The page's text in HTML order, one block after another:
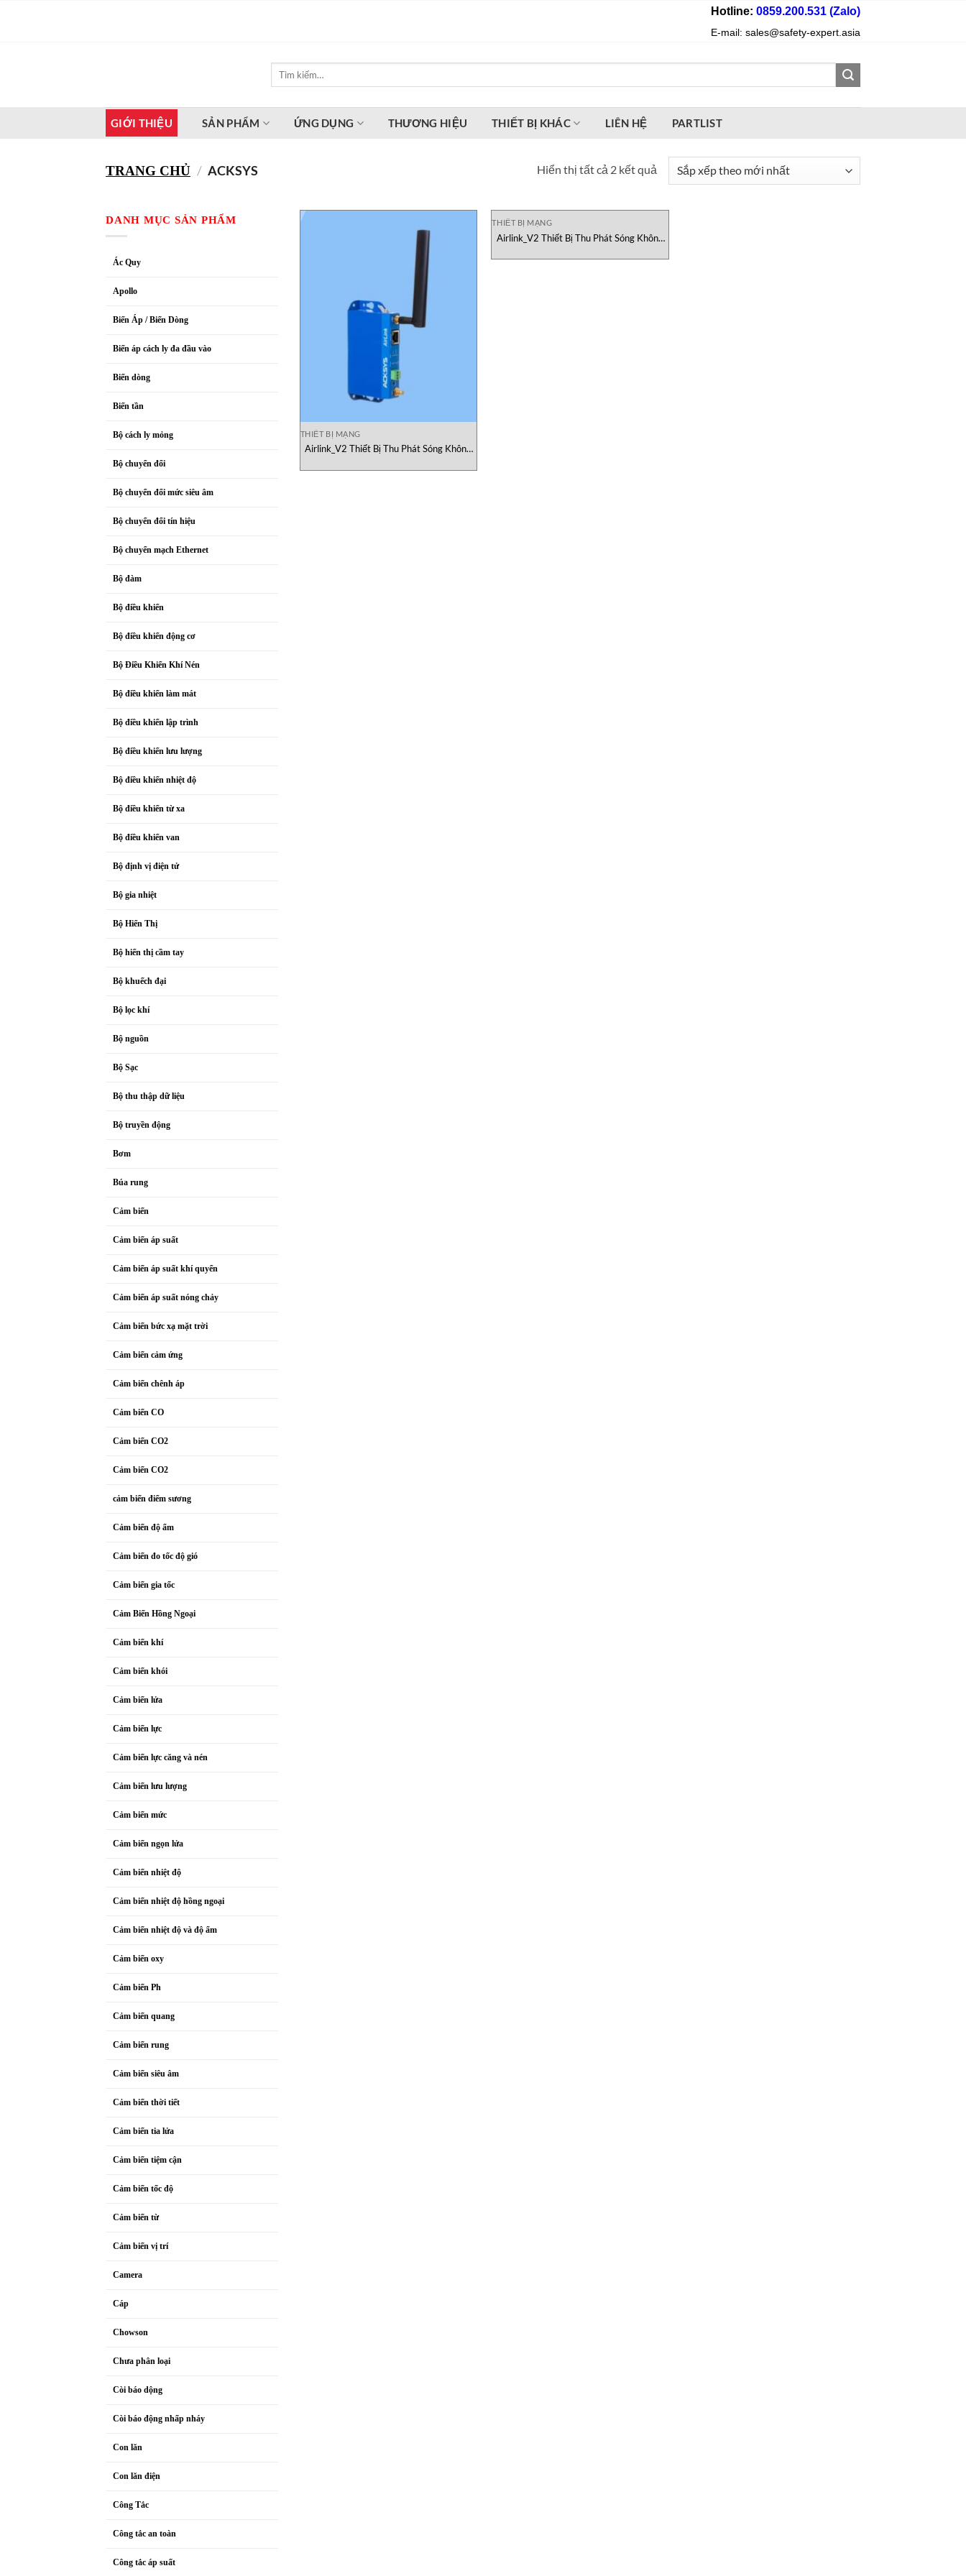
Hotline: 0859.200.531 (Zalo)
E-mail: sales@safety-expert.asia
GIỚI THIỆU SẢN PHẨM ỨNG DỤNG THƯƠNG HIỆU THIẾT BỊ KHÁC LIÊN HỆ PARTLIST
TRANG CHỦ / ACKSYS Hiển thị tất cả 2 kết quảĐã
sắp
mới
nhất
DANH MỤC SẢN PHẨM
Ác Quy
Apollo
Biến Áp / Biến Dòng
Biến áp cách ly đa đầu vào
Biến dòng
Biến tần
Bộ cách ly mỏng
Bộ chuyển đổi
Bộ chuyển đổi mức siêu âm
Bộ chuyển đổi tín hiệu
Bộ chuyển mạch Ethernet
Bộ đàm
Bộ điều khiển
Bộ điều khiển động cơ
Bộ Điều Khiển Khí Nén
Bộ điều khiển làm mát
Bộ điều khiển lập trình
Bộ điều khiển lưu lượng
Bộ điều khiển nhiệt độ
Bộ điều khiển từ xa
Bộ điều khiển van
Bộ định vị điện tử
Bộ gia nhiệt
Bộ Hiển Thị
Bộ hiển thị cầm tay
Bộ khuếch đại
Bộ lọc khí
Bộ nguồn
Bộ Sạc
Bộ thu thập dữ liệu
Bộ truyền động
Bơm
Búa rung
Cảm biến
Cảm biến áp suất
Cảm biến áp suất khí quyển
Cảm biến áp suất nóng chảy
Cảm biến bức xạ mặt trời
Cảm biến cảm ứng
Cảm biến chênh áp
Cảm biến CO
Cảm biến CO2
Cảm biến CO2
cảm biến điểm sương
Cảm biến độ ẩm
Cảm biến đo tốc độ gió
Cảm biến gia tốc
Cảm Biến Hồng Ngoại
Cảm biến khí
Cảm biến khói
Cảm biến lửa
Cảm biến lực
Cảm biến lực căng và nén
Cảm biến lưu lượng
Cảm biến mức
Cảm biến ngọn lửa
Cảm biến nhiệt độ
Cảm biến nhiệt độ hồng ngoại
Cảm biến nhiệt độ và độ ẩm
Cảm biến oxy
Cảm biến Ph
Cảm biến quang
Cảm biến rung
Cảm biến siêu âm
Cảm biến thời tiết
Cảm biến tia lửa
Cảm biến tiệm cận
Cảm biến tốc độ
Cảm biến từ
Cảm biến vị trí
Camera
Cáp
Chowson
Chưa phân loại
Còi báo dộng
Còi báo động nhấp nháy
Con lăn
Con lăn điện
Công Tắc
Công tắc an toàn
Công tắc áp suất
THIẾT BỊ MẠNG
Airlink_V2 Thiết Bị Thu Phát Sóng Không
THIẾT BỊ MẠNG
Airlink_V2 Thiết Bị Thu Phát Sóng Không